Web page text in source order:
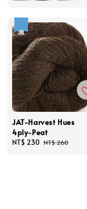
JAT-Harvest Hues
4ply-Peat
Sale
NT$ 230 Regular
NT$ 260